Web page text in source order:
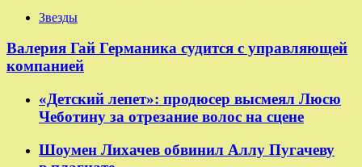
Звезды
Валерия Гай Германика судится с управляющей
компанией
«Детский лепет»: продюсер высмеял Люсю
Чеботину за отрезание волос на сцене
Шоумен Лихачев обвинил Аллу Пугачеву